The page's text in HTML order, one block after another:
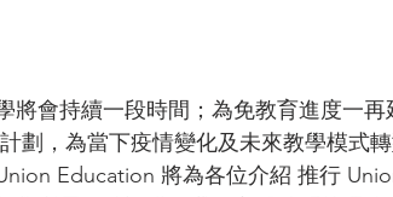
將會持續一段時間；為免教育進度一
劃，為當下疫情變化及未來教學模式轉
Education 將為各位介紹 推行